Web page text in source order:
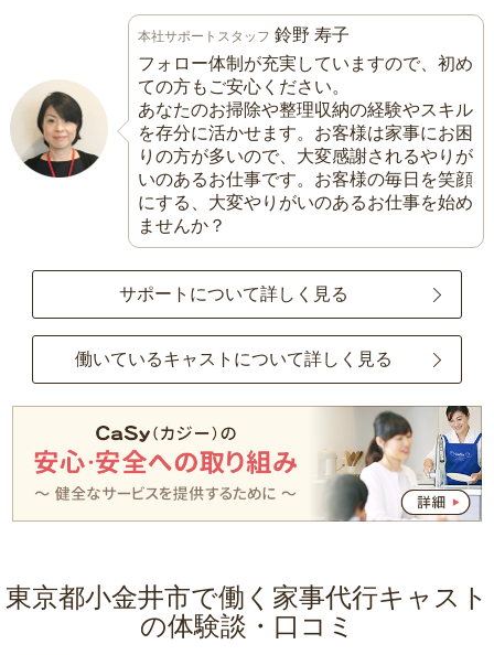
本社サポートスタッフ 鈴野 寿子
フォロー体制が充実していますので、初め
ての方もご安心ください。
あなたのお掃除や整理収納の経験やスキル
を存分に活かせます。お客様は家事にお困
りの方が多いので、大変感謝されるやりが
いのあるお仕事です。お客様の毎日を笑顔
にする、大変やりがいのあるお仕事を始め
ませんか？
サポートについて詳しく見る
働いているキャストについて詳しく見る
東京都小金井市で働く家事代行キャスト
の体験談・口コミ